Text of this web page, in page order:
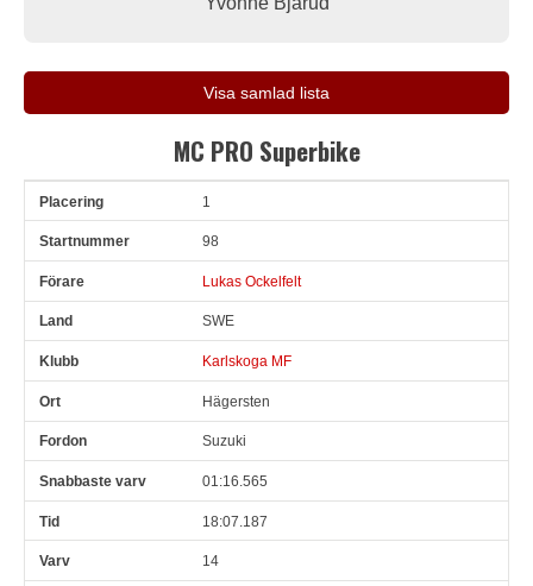
Visa samlad lista
MC PRO Superbike
Pl Snr 1
98
Lukas Ockelfelt
SWE
Karlskoga MF
Hägersten
Suzuki
01:16.565
18:07.187
14